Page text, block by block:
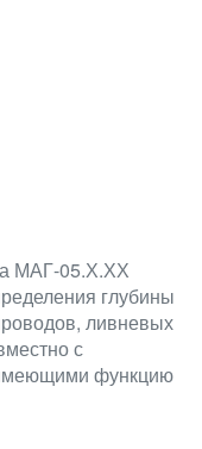
МАГ-05.Х.ХХ
глубины
ливневых
с
функцию